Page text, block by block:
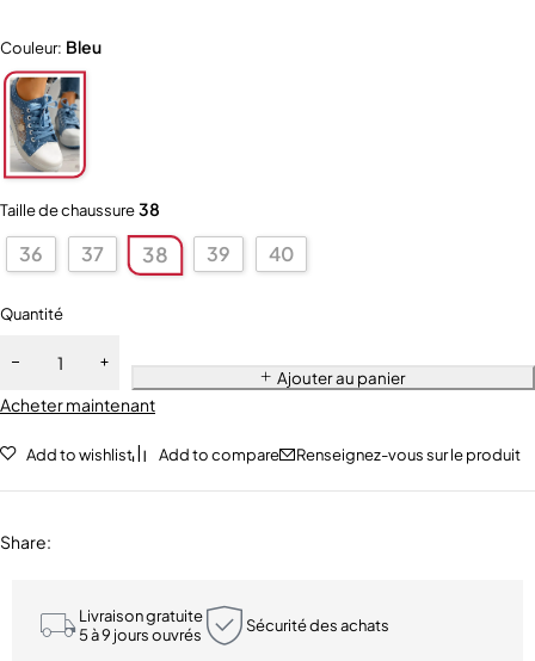
Couleur: Bleu
Taille de chaussure38
36 37 38 39 40
Quantité
Ajouter au panier
Acheter maintenant
Add to wishlist Add to compare Renseignez-vous sur le produit
Share:
Livraison gratuite
5 à 9 jours ouvrés
Sécurité des achats